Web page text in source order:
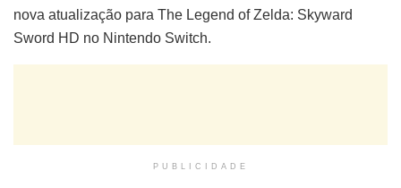
nova atualização para The Legend of Zelda: Skyward
Sword HD no Nintendo Switch.
PUBLICIDADE